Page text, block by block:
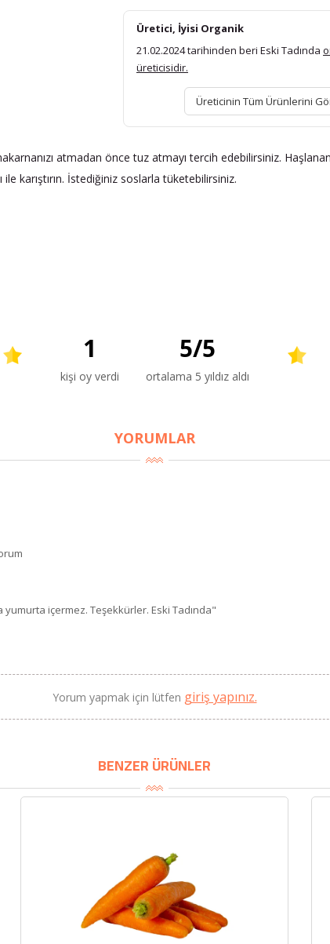
Üretici, İyisi Organik
21.02.2024 tarihinden beri Eski Tadında
üreticisidir.
Üreticinin Tüm Ürünlerini
atmadan önce tuz atmayı tercih edebilirsiniz.
karıştırın. İstediğiniz soslarla tüketebilirsiniz.
1
kişi oy verdi
5/5
ortalama 5 yıldız aldı
YORUMLAR
içermez. Teşekkürler. Eski Tadında"
Yorum yapmak için lütfen giriş yapınız.
BENZER ÜRÜNLER
2100,00 TL
Sızma Zeytinyağı (2025
Yeni Hasat, Güney Ege, 5